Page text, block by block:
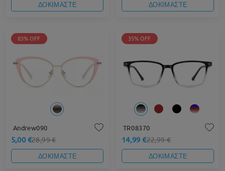
ΔΟΚΙΜΑΣΤΕ ΔΟΚΙΜΑΣΤΕ
83% OFF
Andrew090
5,00 €28,99 €
ΔΟΚΙΜΑΣΤΕ
35% OFF
TR08370
14,99 €22,99 €
ΔΟΚΙΜΑΣΤΕ